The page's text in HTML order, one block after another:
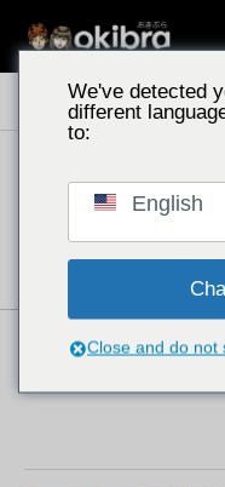
오키나와 명소 숙박
We've detected
different
to:
English
Close and do not